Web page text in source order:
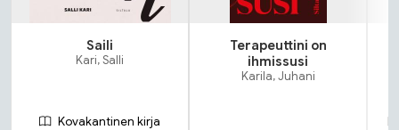
Saili
Kari, Salli
Kovakantinen kirja
Terapeuttini on
ihmissusi
Karila, Juhani